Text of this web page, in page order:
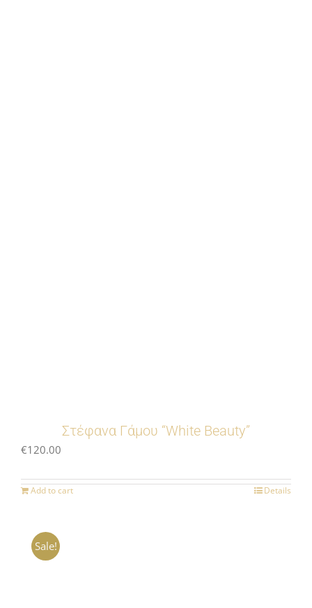
Στέφανα Γάμου “White Beauty”
€120.00
Add to cart Details
Sale!